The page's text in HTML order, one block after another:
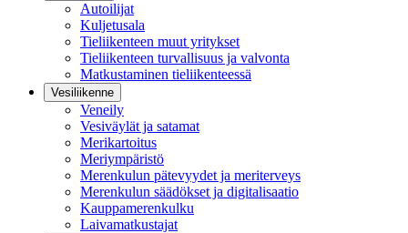
Autoilijat
Kuljetusala
Tieliikenteen muut yritykset
Tieliikenteen turvallisuus ja valvonta
Matkustaminen tieliikenteessä
Vesiliikenne
Veneily
Vesiväylät ja satamat
Merikartoitus
Meriympäristö
Merenkulun pätevyydet ja meriterveys
Merenkulun säädökset ja digitalisaatio
Kauppamerenkulku
Laivamatkustajat